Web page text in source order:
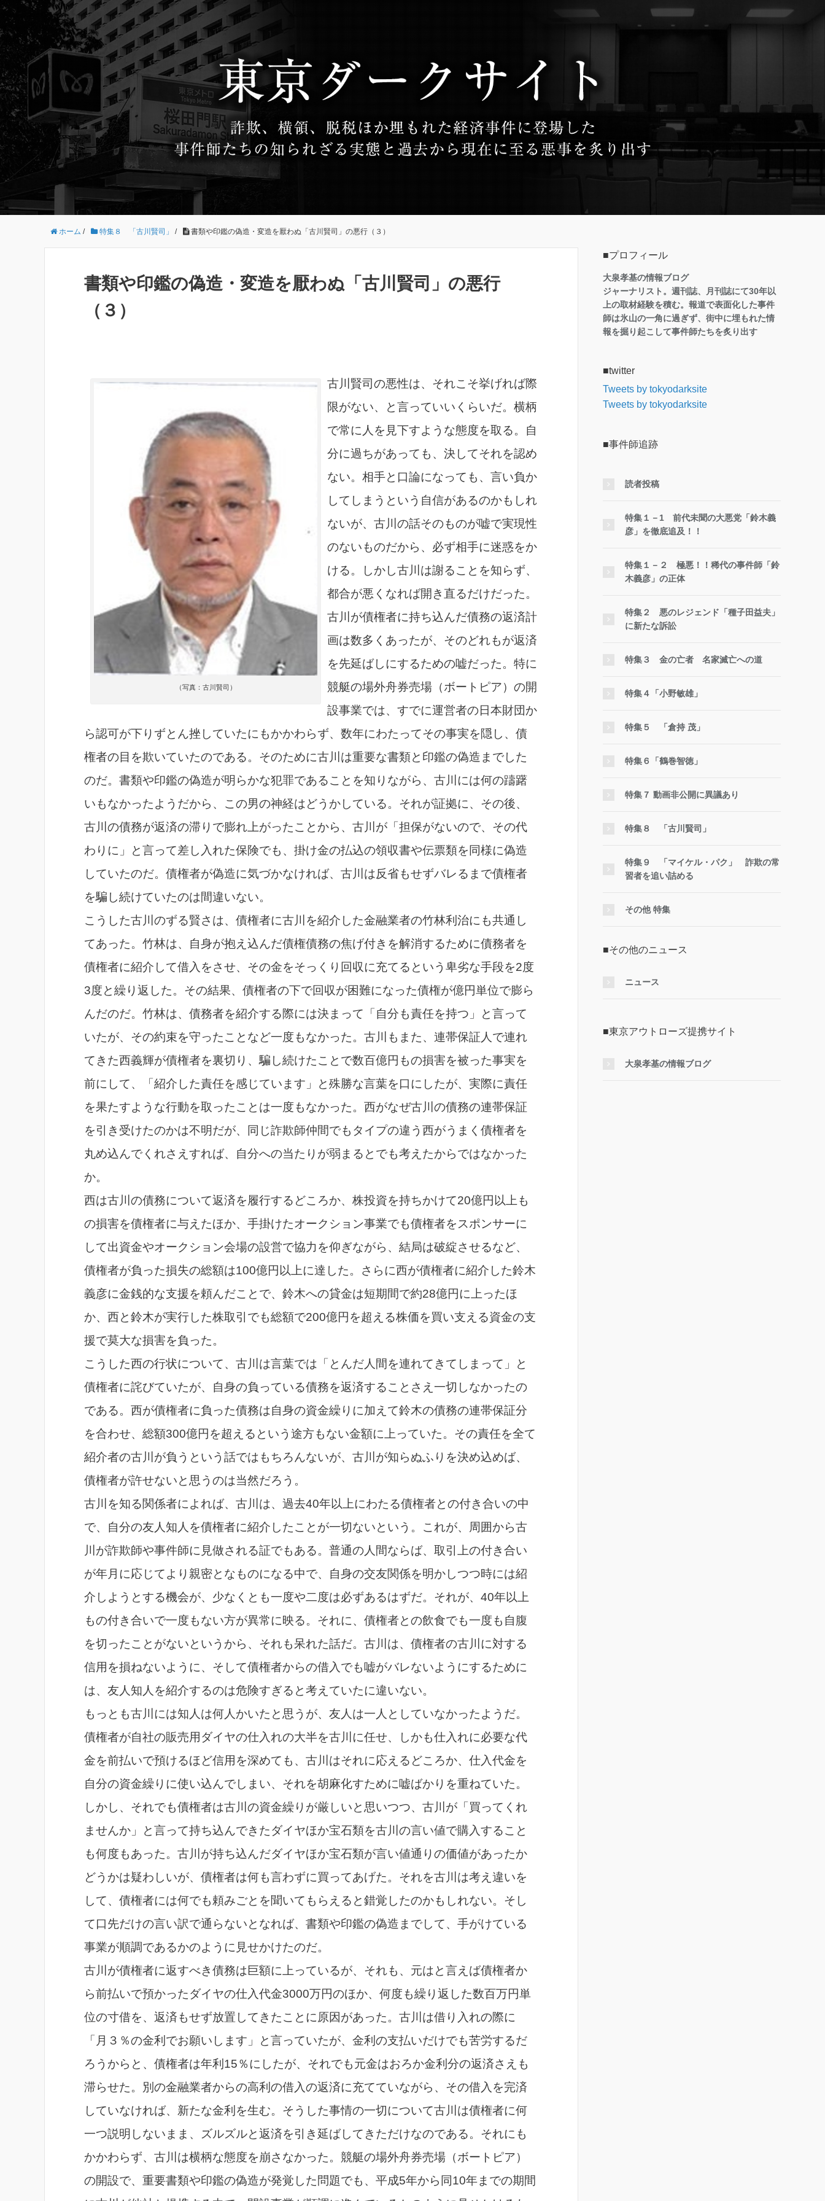
ホーム / 特集８ 「古川賢司」 / 書類や印鑑の偽造・変造を厭わぬ「古川賢司」の悪行（３）
書類や印鑑の偽造・変造を厭わぬ「古川賢司」の悪行
（３）
（写真：古川賢司）
古川賢司の悪性は、それこそ挙げれば際
限がない、と言っていいくらいだ。横柄
で常に人を見下すような態度を取る。自
分に過ちがあっても、決してそれを認め
ない。相手と口論になっても、言い負か
してしまうという自信があるのかもしれ
ないが、古川の話そのものが嘘で実現性
のないものだから、必ず相手に迷惑をか
ける。しかし古川は謝ることを知らず、
都合が悪くなれば開き直るだけだった。
古川が債権者に持ち込んだ債務の返済計
画は数多くあったが、そのどれもが返済
を先延ばしにするための嘘だった。特に
競艇の場外舟券売場（ボートピア）の開
設事業では、すでに運営者の日本財団か
ら認可が下りずとん挫していたにもかかわらず、数年にわたってその事実を隠し、債
権者の目を欺いていたのである。そのために古川は重要な書類と印鑑の偽造までした
のだ。書類や印鑑の偽造が明らかな犯罪であることを知りながら、古川には何の躊躇
いもなかったようだから、この男の神経はどうかしている。それが証拠に、その後、
古川の債務が返済の滞りで膨れ上がったことから、古川が「担保がないので、その代
わりに」と言って差し入れた保険でも、掛け金の払込の領収書や伝票類を同様に偽造
していたのだ。債権者が偽造に気づかなければ、古川は反省もせずバレるまで債権者
を騙し続けていたのは間違いない。
こうした古川のずる賢さは、債権者に古川を紹介した金融業者の竹林利治にも共通し
てあった。竹林は、自身が抱え込んだ債権債務の焦げ付きを解消するために債務者を
債権者に紹介して借入をさせ、その金をそっくり回収に充てるという卑劣な手段を2度
3度と繰り返した。その結果、債権者の下で回収が困難になった債権が億円単位で膨ら
んだのだ。竹林は、債務者を紹介する際には決まって「自分も責任を持つ」と言って
いたが、その約束を守ったことなど一度もなかった。古川もまた、連帯保証人で連れ
てきた西義輝が債権者を裏切り、騙し続けたことで数百億円もの損害を被った事実を
前にして、「紹介した責任を感じています」と殊勝な言葉を口にしたが、実際に責任
を果たすような行動を取ったことは一度もなかった。西がなぜ古川の債務の連帯保証
を引き受けたのかは不明だが、同じ詐欺師仲間でもタイプの違う西がうまく債権者を
丸め込んでくれさえすれば、自分への当たりが弱まるとでも考えたからではなかった
か。
西は古川の債務について返済を履行するどころか、株投資を持ちかけて20億円以上も
の損害を債権者に与えたほか、手掛けたオークション事業でも債権者をスポンサーに
して出資金やオークション会場の設営で協力を仰ぎながら、結局は破綻させるなど、
債権者が負った損失の総額は100億円以上に達した。さらに西が債権者に紹介した鈴木
義彦に金銭的な支援を頼んだことで、鈴木への貸金は短期間で約28億円に上ったほ
か、西と鈴木が実行した株取引でも総額で200億円を超える株価を買い支える資金の支
援で莫大な損害を負った。
こうした西の行状について、古川は言葉では「とんだ人間を連れてきてしまって」と
債権者に詫びていたが、自身の負っている債務を返済することさえ一切しなかったの
である。西が債権者に負った債務は自身の資金繰りに加えて鈴木の債務の連帯保証分
を合わせ、総額300億円を超えるという途方もない金額に上っていた。その責任を全て
紹介者の古川が負うという話ではもちろんないが、古川が知らぬふりを決め込めば、
債権者が許せないと思うのは当然だろう。
古川を知る関係者によれば、古川は、過去40年以上にわたる債権者との付き合いの中
で、自分の友人知人を債権者に紹介したことが一切ないという。これが、周囲から古
川が詐欺師や事件師に見做される証でもある。普通の人間ならば、取引上の付き合い
が年月に応じてより親密となものになる中で、自身の交友関係を明かしつつ時には紹
介しようとする機会が、少なくとも一度や二度は必ずあるはずだ。それが、40年以上
もの付き合いで一度もない方が異常に映る。それに、債権者との飲食でも一度も自腹
を切ったことがないというから、それも呆れた話だ。古川は、債権者の古川に対する
信用を損ねないように、そして債権者からの借入でも嘘がバレないようにするために
は、友人知人を紹介するのは危険すぎると考えていたに違いない。
もっとも古川には知人は何人かいたと思うが、友人は一人としていなかったようだ。
債権者が自社の販売用ダイヤの仕入れの大半を古川に任せ、しかも仕入れに必要な代
金を前払いで預けるほど信用を深めても、古川はそれに応えるどころか、仕入代金を
自分の資金繰りに使い込んでしまい、それを胡麻化すために嘘ばかりを重ねていた。
しかし、それでも債権者は古川の資金繰りが厳しいと思いつつ、古川が「買ってくれ
ませんか」と言って持ち込んできたダイヤほか宝石類を古川の言い値で購入すること
も何度もあった。古川が持ち込んだダイヤほか宝石類が言い値通りの価値があったか
どうかは疑わしいが、債権者は何も言わずに買ってあげた。それを古川は考え違いを
して、債権者には何でも頼みごとを聞いてもらえると錯覚したのかもしれない。そし
て口先だけの言い訳で通らないとなれば、書類や印鑑の偽造までして、手がけている
事業が順調であるかのように見せかけたのだ。
古川が債権者に返すべき債務は巨額に上っているが、それも、元はと言えば債権者か
ら前払いで預かったダイヤの仕入代金3000万円のほか、何度も繰り返した数百万円単
位の寸借を、返済もせず放置してきたことに原因があった。古川は借り入れの際に
「月３％の金利でお願いします」と言っていたが、金利の支払いだけでも苦労するだ
ろうからと、債権者は年利15％にしたが、それでも元金はおろか金利分の返済さえも
滞らせた。別の金融業者からの高利の借入の返済に充てていながら、その借入を完済
していなければ、新たな金利を生む。そうした事情の一切について古川は債権者に何
一つ説明しないまま、ズルズルと返済を引き延ばしてきただけなのである。それにも
かかわらず、古川は横柄な態度を崩さなかった。競艇の場外舟券売場（ボートピア）
の開設で、重要書類や印鑑の偽造が発覚した問題でも、平成5年から同10年までの期間
■プロフィール
大泉孝基の情報ブログ
ジャーナリスト。週刊誌、月刊誌にて30年以
上の取材経験を積む。報道で表面化した事件
師は氷山の一角に過ぎず、街中に埋もれた情
報を掘り起こして事件師たちを炙り出す
■twitter
Tweets by tokyodarksite
Tweets by tokyodarksite
■事件師追跡
読者投稿
特集１－1 前代未聞の大悪党「鈴木義
彦」を徹底追及！！
特集１－２ 極悪！！稀代の事件師「鈴
木義彦」の正体
特集２ 悪のレジェンド「種子田益夫」
に新たな訴訟
特集３ 金の亡者 名家滅亡への道
特集４「小野敏雄」
特集５ 「倉持 茂」
特集６「鶴巻智徳」
特集７ 動画非公開に異議あり
特集８ 「古川賢司」
特集９ 「マイケル・パク」 詐欺の常
習者を追い詰める
その他 特集
■その他のニュース
ニュース
■東京アウトローズ提携サイト
大泉孝基の情報ブログ